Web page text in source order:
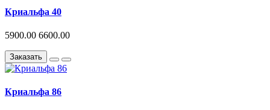
Криальфа 40
5900.00 6600.00
Заказать
Криальфа 86